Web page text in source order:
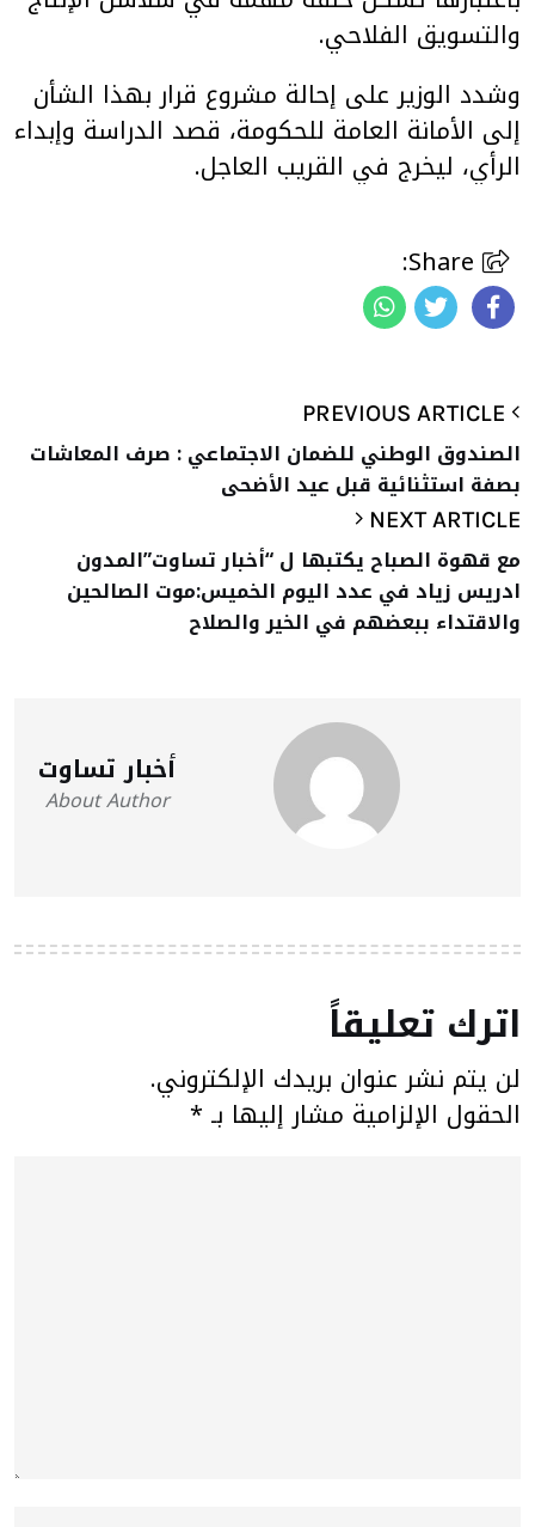
والتسويق الفلاحي.
وشدد الوزير على إحالة مشروع قرار بهذا الشأن
إلى الأمانة العامة للحكومة، قصد الدراسة وإبداء
الرأي، ليخرج في القريب العاجل.
الصندوق الوطني للضمان الاجتماعي : صرف المعاشات
بصفة استثنائية قبل عيد الأضحى
NEXT ARTICLE
مع قهوة الصباح يكتبها ل “أخبار تساوت”المدون
ادريس زياد في عدد اليوم الخميس:موت الصالحين
والاقتداء ببعضهم في الخير والصلاح
أخبار تساوت
About Author
اترك تعليقاً
لن يتم نشر عنوان بريدك الإلكتروني.
الحقول الإلزامية مشار إليها بـ *